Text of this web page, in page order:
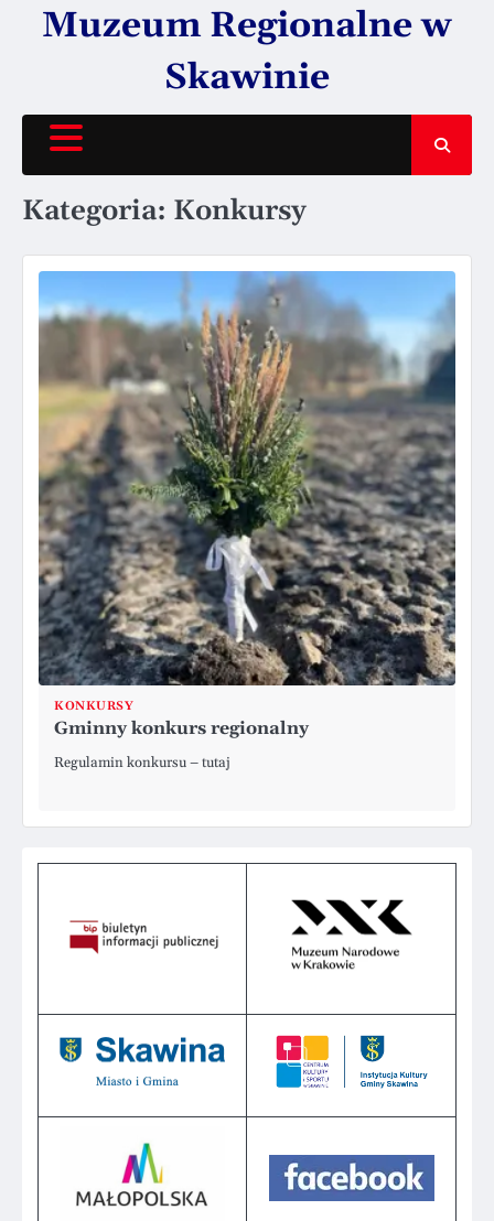
Muzeum Regionalne w
Skawinie
Kategoria: Konkursy
KONKURSY
Gminny konkurs regionalny
Regulamin konkursu – tutaj